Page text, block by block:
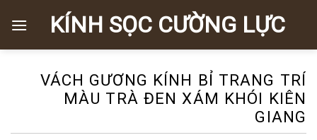
KÍNH SỌC CƯỜNG LỰC
VÁCH GƯƠNG KÍNH BỈ TRANG TRÍ
MÀU TRÀ ĐEN XÁM KHÓI KIÊN
GIANG